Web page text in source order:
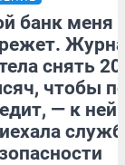
банк меня
снять
чтобы
— к